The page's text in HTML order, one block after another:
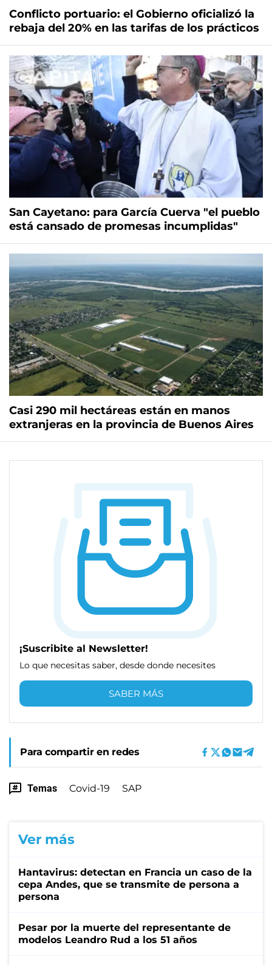
Conflicto portuario: el Gobierno oficializó la
rebaja del 20% en las tarifas de los prácticos
San Cayetano: para García Cuerva "el pueblo
está cansado de promesas incumplidas"
Casi 290 mil hectáreas están en manos
extranjeras en la provincia de Buenos Aires
¡Suscribite al Newsletter!
Lo que necesitas saber, desde donde necesites
SABER MÁS
Para compartir en redes
Temas Covid-19 SAP
Ver más
Hantavirus: detectan en Francia un caso de la
cepa Andes, que se transmite de persona a
persona
Pesar por la muerte del representante de
modelos Leandro Rud a los 51 años